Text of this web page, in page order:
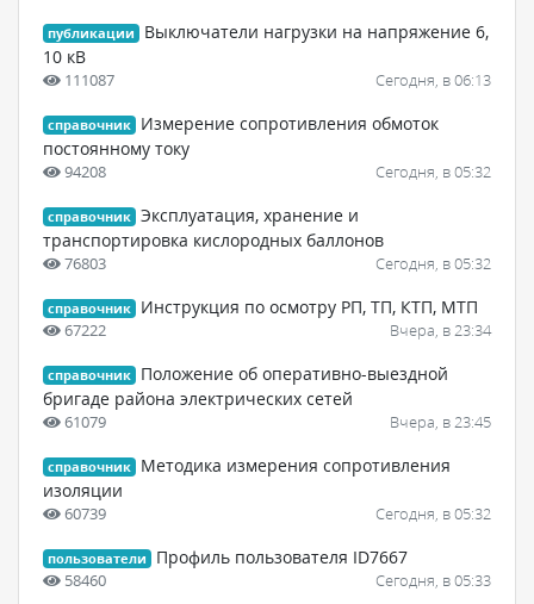
публикации
Выключатели нагрузки на напряжение 6,
10 кВ
111087 Сегодня, в 06:13
справочник
Измерение сопротивления обмоток
постоянному току
94208 Сегодня, в 05:32
справочник Эксплуатация, хранение и
транспортировка кислородных баллонов
76803 Сегодня, в 05:32
справочник Инструкция по осмотру РП, ТП, КТП, МТП
67222 Вчера, в 23:34
справочник
Положение об оперативно-выездной
бригаде района электрических сетей
61079 Вчера, в 23:45
справочник
Методика измерения сопротивления
изоляции
60739 Сегодня, в 05:32
пользователи Профиль пользователя ID7667
58460 Сегодня, в 05:33